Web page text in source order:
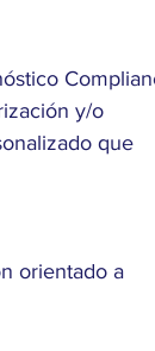
y/o
que
orientado a